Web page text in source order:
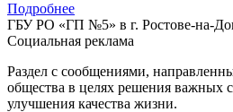
Подробнее
ГБУ РО «ГП №5» в г. Ростове-на-
Социальная реклама
Раздел с сообщениями,
общества в целях решения важных
улучшения качества жизни.